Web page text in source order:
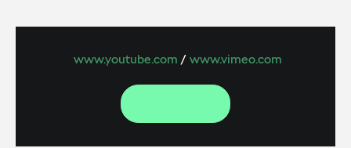
www.youtube.com / www.vimeo.com